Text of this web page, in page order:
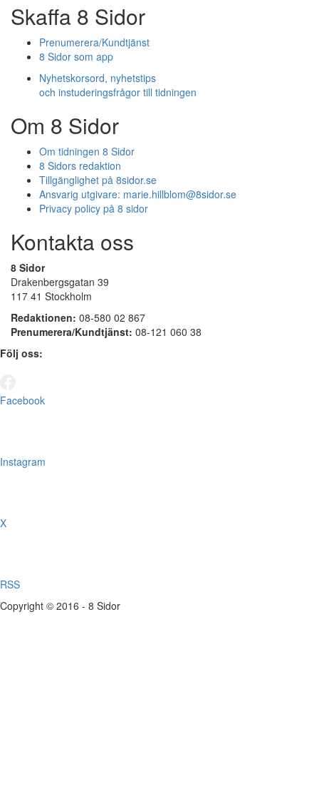
Skaffa 8 Sidor
Prenumerera/Kundtjänst
8 Sidor som app
Nyhetskorsord, nyhetstips
och instuderingsfrågor till tidningen
Om 8 Sidor
Om tidningen 8 Sidor
8 Sidors redaktion
Tillgänglighet på 8sidor.se
Ansvarig utgivare: marie.hillblom@8sidor.se
Privacy policy på 8 sidor
Kontakta oss
8 Sidor
Drakenbergsgatan 39
117 41 Stockholm
Redaktionen: 08-580 02 867
Prenumerera/Kundtjänst: 08-121 060 38
Följ oss:
Facebook
Instagram
X
RSS
Copyright © 2016 - 8 Sidor